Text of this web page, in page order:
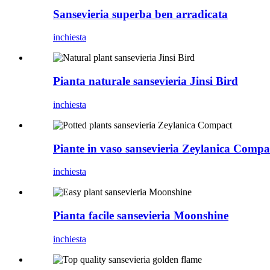
Sansevieria superba ben arradicata
inchiesta
Pianta naturale sansevieria Jinsi Bird
inchiesta
Piante in vaso sansevieria Zeylanica
inchiesta
Pianta facile sansevieria Moonshine
inchiesta